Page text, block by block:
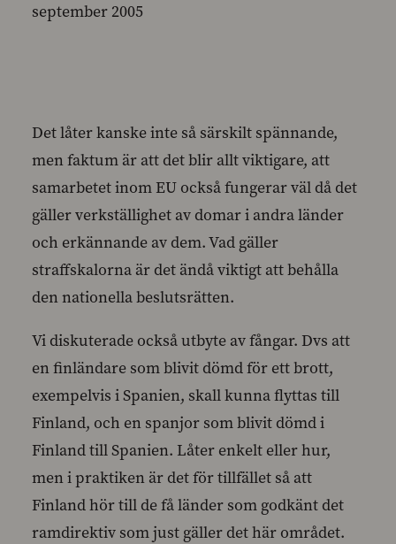
september 2005
Det låter kanske inte så särskilt spännande,
men faktum är att det blir allt viktigare, att
samarbetet inom EU också fungerar väl då det
gäller verkställighet av domar i andra länder
och erkännande av dem. Vad gäller
straffskalorna är det ändå viktigt att behålla
den nationella beslutsrätten.
Vi diskuterade också utbyte av fångar. Dvs att
en finländare som blivit dömd för ett brott,
exempelvis i Spanien, skall kunna flyttas till
Finland, och en spanjor som blivit dömd i
Finland till Spanien. Låter enkelt eller hur,
men i praktiken är det för tillfället så att
Finland hör till de få länder som godkänt det
ramdirektiv som just gäller det här området.